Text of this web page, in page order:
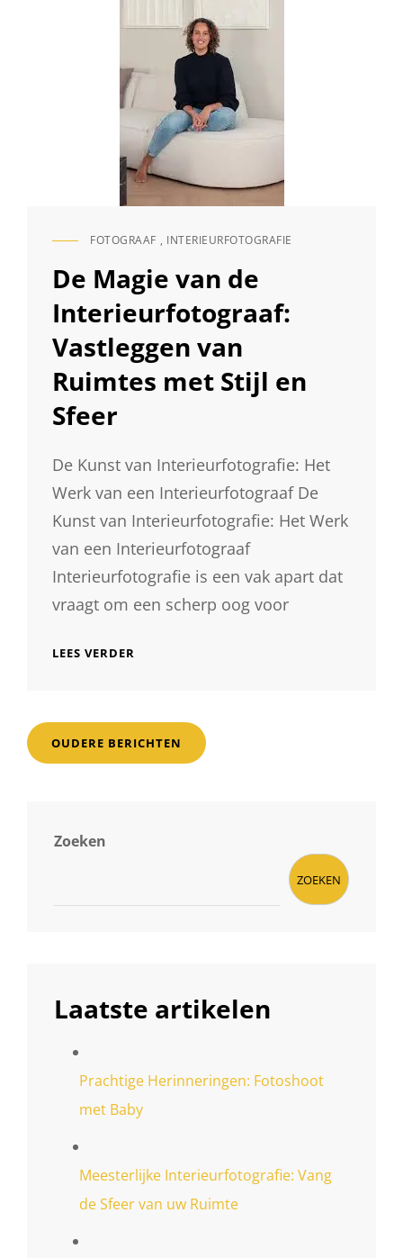
BIJBEROEP:
PASSIE
CREATIVITEIT
NAAST
FULLTIME
BAAN
CAT
FOTOGRAAF , INTERIEURFOTOGRAFIE
De Magie van de
Interieurfotograaf:
Vastleggen van
Ruimtes met Stijl en
Sfeer
De Kunst van Interieurfotografie: Het
Werk van een Interieurfotograaf De
Kunst van Interieurfotografie: Het Werk
van een Interieurfotograaf
Interieurfotografie is een vak apart dat
vraagt om een scherp oog voor
LEES VERDER
INTERIEURFOTOGRAAF:
VASTLEGGEN
VAN
Berichtnavigatie
OUDERE BERICHTEN
Zoeken
ZOEKEN
Laatste artikelen
Prachtige Herinneringen: Fotoshoot
met Baby
Meesterlijke Interieurfotografie: Vang
de Sfeer van uw Ruimte